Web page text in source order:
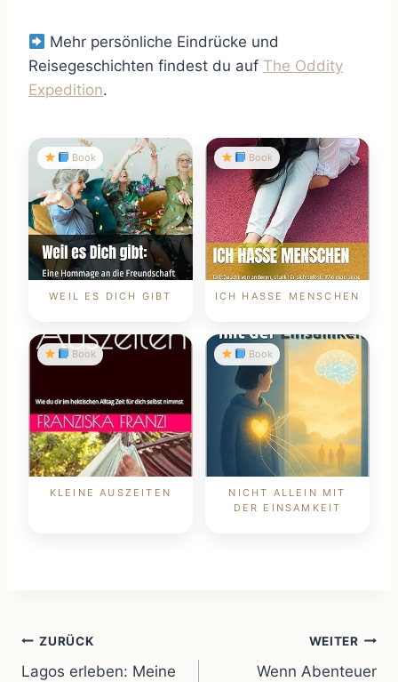
Mehr persönliche Eindrücke und
Reisegeschichten findest du auf The Oddity
Expedition.
Book
WEIL ES DICH GIBT
Book
ICH HASSE MENSCHEN
Book
KLEINE AUSZEITEN
Book
NICHT ALLEIN MIT
DER EINSAMKEIT
Beitragsnavigation
ZURÜCK
Lagos erleben: Meine
WEITER
Wenn Abenteuer